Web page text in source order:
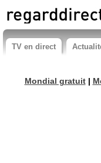
TV en direct
Mondial gratuit|